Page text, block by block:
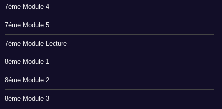
7éme Module 4
7éme Module 5
7éme Module Lecture
8éme Module 1
8éme Module 2
8éme Module 3